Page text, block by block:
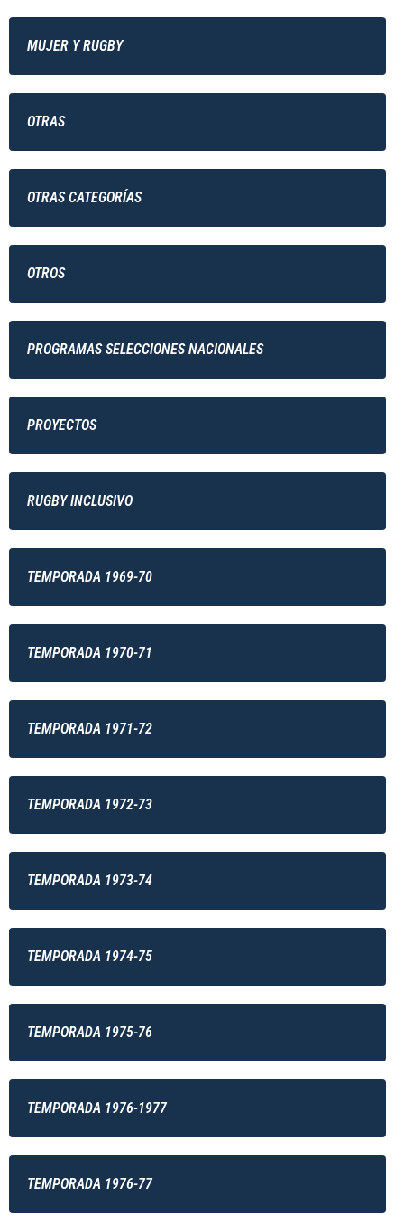
MUJER Y RUGBY
OTRAS
OTRAS CATEGORÍAS
OTROS
PROGRAMAS SELECCIONES NACIONALES
PROYECTOS
RUGBY INCLUSIVO
TEMPORADA 1969-70
TEMPORADA 1970-71
TEMPORADA 1971-72
TEMPORADA 1972-73
TEMPORADA 1973-74
TEMPORADA 1974-75
TEMPORADA 1975-76
TEMPORADA 1976-1977
TEMPORADA 1976-77